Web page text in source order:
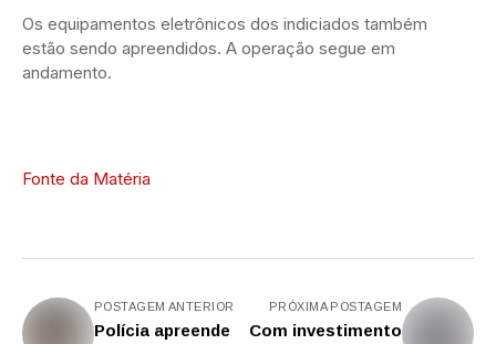
Os equipamentos eletrônicos dos indiciados também
estão sendo apreendidos. A operação segue em
andamento.
Fonte da Matéria
POSTAGEM ANTERIOR
Polícia apreende
PRÓXIMA POSTAGEM
Com investimento